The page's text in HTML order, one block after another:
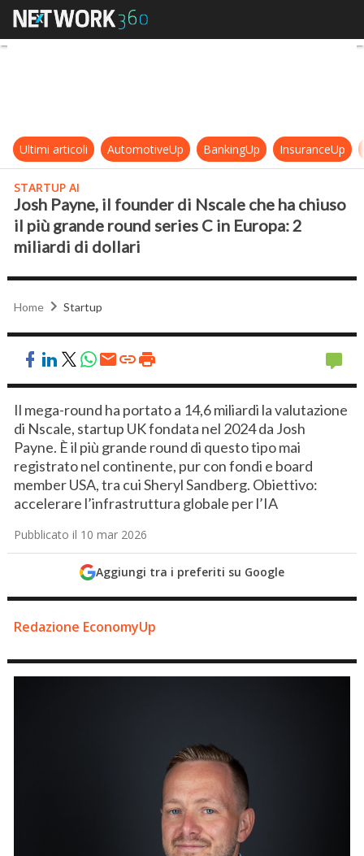
Josh Payne, il founder di Nscale
Ultimi articoli AutomotiveUp BankingUp InsuranceUp
STARTUP AI
Josh Payne, il founder di Nscale che ha chiuso
il più grande round series C in Europa: 2
miliardi di dollari
Home Startup
Il mega-round ha portato a 14,6 miliardi la valutazione
di Nscale, startup UK fondata nel 2024 da Josh
Payne. È il più grande round di questo tipo mai
registrato nel continente, pur con fondi e board
member USA, tra cui Sheryl Sandberg. Obiettivo:
accelerare l’infrastruttura globale per l’IA
Pubblicato il 10 mar 2026
Aggiungi tra i preferiti su Google
Redazione EconomyUp